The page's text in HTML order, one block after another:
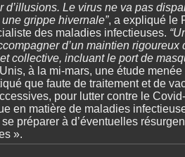
d’illusions. Le virus ne va pas
grippe hivernale”, a expliqué le
des maladies infectieuses.
d’un maintien
collective, incluant le port de
à la mi-mars, une étude
que faute de traitement et de
pour lutter contre le
en matière de maladies
se préparer à d’éventuelles
».